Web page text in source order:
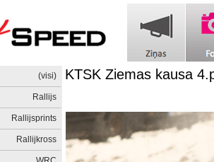
(visi)
Rallijs
Rallijsprints
Rallijkross
KTSK Ziemas kausa